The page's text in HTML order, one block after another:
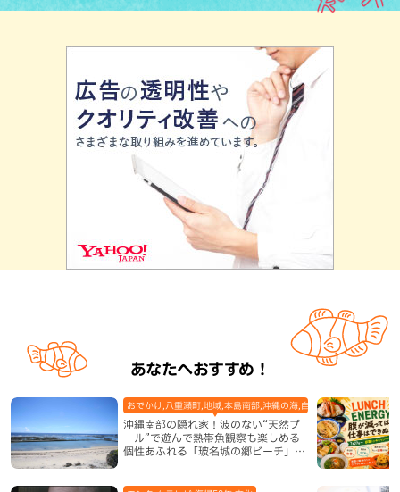
あなたへおすすめ！
沖縄南部の隠れ家！波のない“天然プ
ール”で遊んで熱帯魚観察も楽しめる
個性あふれる「玻名城の郷ビーチ」
おでかけ,八重瀬町,地域,本島南部,沖縄の海,自然